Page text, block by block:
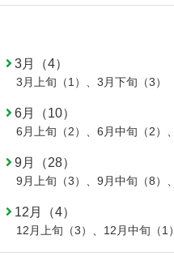
3月（4）
3月上旬（1） 、 3月下旬（3）
6月（10）
6月上旬（2） 、 6月中旬（2） 、
9月（28）
9月上旬（3） 、 9月中旬（8） 、
12月（4）
12月上旬（3） 、 12月中旬（1）